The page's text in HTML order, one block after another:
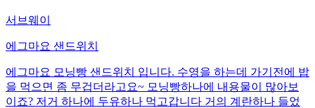
서브웨이
에그마요 샌드위치
에그마요 모닝빵 샌드위치 입니다. 수영을 하는데 가기전에 밥
을 먹으면 좀 무겁더라고요~ 모닝빵하나에 내용물이 많아보
이죠? 저거 하나에 두유하나 먹고갑니다 거의 계란하나 들었